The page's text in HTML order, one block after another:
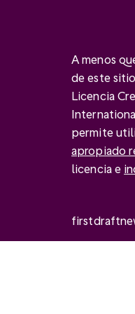
A menos
de este
Licencia
permite
apropiado
licencia e